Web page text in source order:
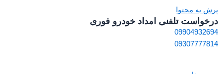
پرش به محتوا
درخواست تلفنی امداد خودرو فوری
09904932694
09307777814